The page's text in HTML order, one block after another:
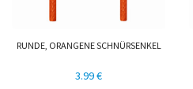
RUNDE, ORANGENE SCHNÜRSENKEL
3.99 €